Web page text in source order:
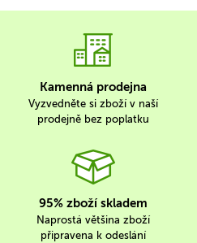
Kamenná prodejna
Vyzvedněte si zboží v naší
prodejně bez poplatku
95% zboží skladem
Naprostá většina zboží
připravena k odeslání